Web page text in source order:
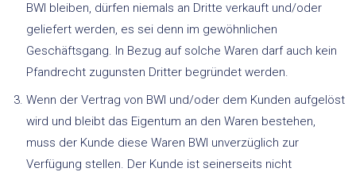
BWI bleiben, dürfen niemals an Dritte verkauft und/oder
geliefert werden, es sei denn im gewöhnlichen
Geschäftsgang. In Bezug auf solche Waren darf auch kein
Pfandrecht zugunsten Dritter begründet werden.
Wenn der Vertrag von BWI und/oder dem Kunden aufgelöst
wird und bleibt das Eigentum an den Waren bestehen,
muss der Kunde diese Waren BWI unverzüglich zur
Verfügung stellen. Der Kunde ist seinerseits nicht